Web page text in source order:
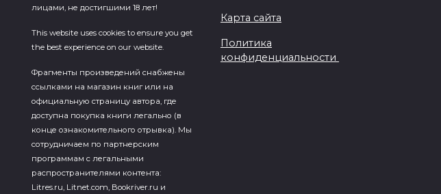
лицами, не достигшими 18 лет!
This website uses cookies to ensure you get
the best experience on our website.
Фрагменты произведений cнабжены
ссылками на магазин книг или на
официальную страницу автора, где
доступна покупка книги легально (в
конце ознакомительного отрывка). Мы
сотрудничаем по партнерским
программам с легальными
распространителями контента:
Litres.ru, Litnet.com, Bookriver.ru и
Карта сайта
Политика
конфиденциальности